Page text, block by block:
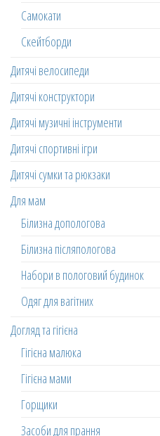
Самокати
Скейтборди
Дитячі велосипеди
Дитячі конструктори
Дитячі музичні інструменти
Дитячі спортивні ігри
Дитячі сумки та рюкзаки
Для мам
Білизна допологова
Білизна післяпологова
Набори в пологовий будинок
Одяг для вагітних
Догляд та гігієна
Гігієна малюка
Гігієна мами
Горщики
Засоби для прання